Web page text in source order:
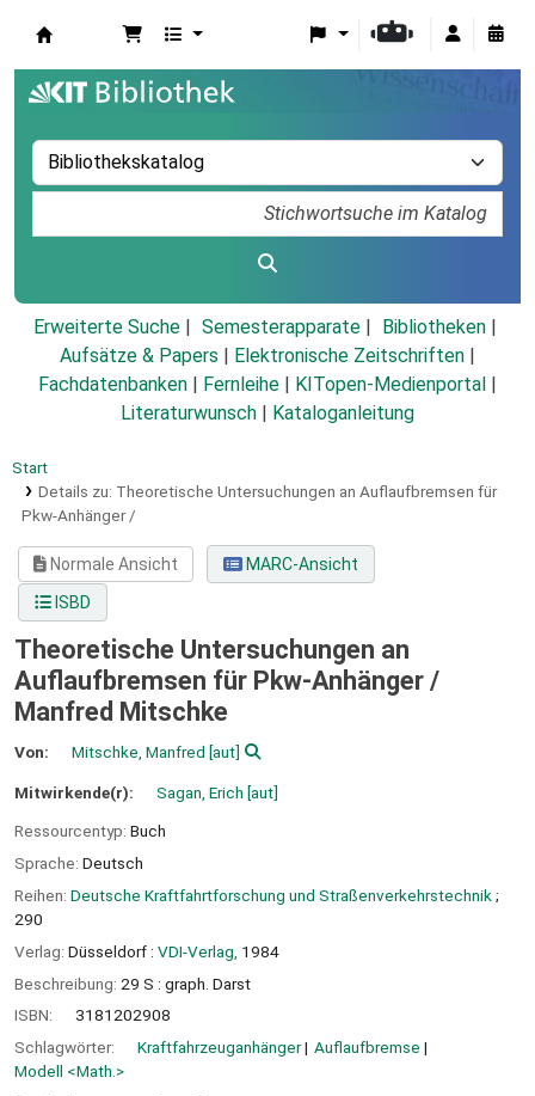
Erweiterte Suche Semesterapparate
Bibliotheken
Aufsätze & Papers
Elektronische Zeitschriften
Fachdatenbanken
Fernleihe KITopen-Medienportal
Literaturwunsch
Kataloganleitung
Start
Details zu: Theoretische Untersuchungen an Auflaufbremsen für
Pkw-Anhänger /
Normale Ansicht
MARC-Ansicht
ISBD
Theoretische Untersuchungen an
Auflaufbremsen für Pkw-Anhänger /
Manfred Mitschke
Von: Mitschke, Manfred [aut]
Mitwirkende(r): Sagan, Erich [aut]
Ressourcentyp: Buch
Sprache: Deutsch
Reihen: Deutsche Kraftfahrtforschung und Straßenverkehrstechnik ;
290
Verlag: Düsseldorf : VDI-Verlag, 1984
Beschreibung: 29 S : graph. Darst
ISBN:
3181202908
Schlagwörter:
Kraftfahrzeuganhänger
Auflaufbremse
Modell <Math.>